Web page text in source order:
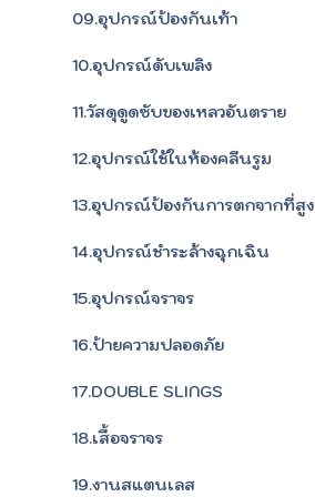
09.อุปกรณ์ป้องกันเท้า
10.อุปกรณ์ดับเพลิง
11.วัสดุดูดซับของเหลวอันตราย
12.อุปกรณ์ใช้ในห้องคลีนรูม
13.อุปกรณ์ป้องกันการตกจากที่สูง
14.อุปกรณ์ชำระล้างฉุกเฉิน
15.อุปกรณ์จราจร
16.ป้ายความปลอดภัย
17.DOUBLE SLINGS
18.เสื้อจราจร
19.งานสแตนเลส